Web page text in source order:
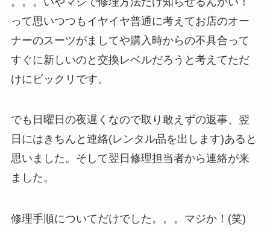
って思いつつもイヤイヤ普通に考えてお店のオー
ナーのスーツがましてや購入時からの不具合って
すぐに新しいのと交換レベルだろうと考えてただ
けにビックリです。
でも日曜日の夜遅くなので取り敢えずの返事、翌
日にはきちんと連絡(レンタル品を出します)あると
思いました。そして翌日修理担当者から連絡が来
ました。
修理手順についてだけでした。。。マジか！(笑)